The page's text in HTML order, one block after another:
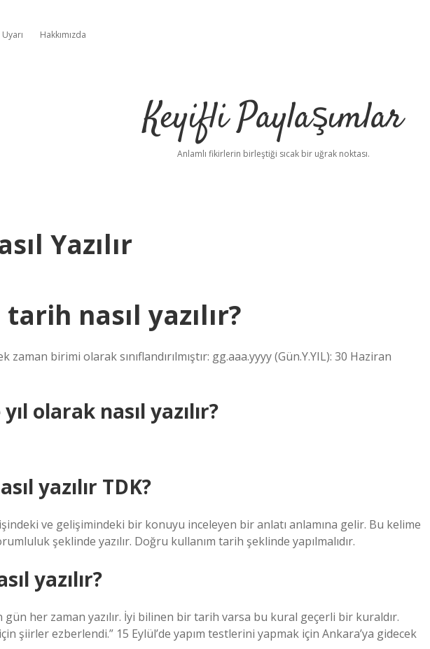
Hakkımızda
Keyifli Paylaşımlar
Anlamlı fikirlerin birleştiği sıcak bir uğrak noktası.
Yazılır
tarih nasıl yazılır?
zaman birimi olarak sınıflandırılmıştır: gg.aaa.yyyy (Gün.Y.YIL): 30 Haziran
olarak nasıl yazılır?
yazılır TDK?
ve gelişimindeki bir konuyu inceleyen bir anlatı anlamına gelir. Bu kelime
şeklinde yazılır. Doğru kullanım tarih şeklinde yapılmalıdır.
yazılır?
her zaman yazılır. İyi bilinen bir tarih varsa bu kural geçerli bir kuraldır.
şiirler ezberlendi.” 15 Eylül’de yapım testlerini yapmak için Ankara’ya gidecek